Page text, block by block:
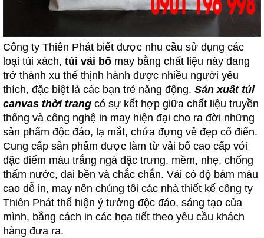
Công ty Thiên Phát biết được nhu cầu sử dụng các
loại túi xách, túi vải bố may bằng chất liệu này đang
trở thành xu thế thịnh hành được nhiều người yêu
thích, đặc biệt là các bạn trẻ năng động. Sản xuất túi
canvas thời trang có sự kết hợp giữa chất liệu truyền
thống và công nghệ in may hiện đại cho ra đời những
sản phẩm độc đáo, lạ mắt, chứa đựng vẻ đẹp cổ điển.
Cung cấp sản phẩm được làm từ vải bố cao cấp với
đặc điểm màu trắng ngà đặc trưng, mềm, nhẹ, chống
thấm nước, dai bền và chắc chắn. Vải có độ bám màu
cao dễ in, may nên chúng tôi các nhà thiết kế công ty
Thiên Phát thể hiện ý tưởng độc đáo, sáng tạo của
mình, bằng cách in các họa tiết theo yêu cầu khách
hàng đưa ra.